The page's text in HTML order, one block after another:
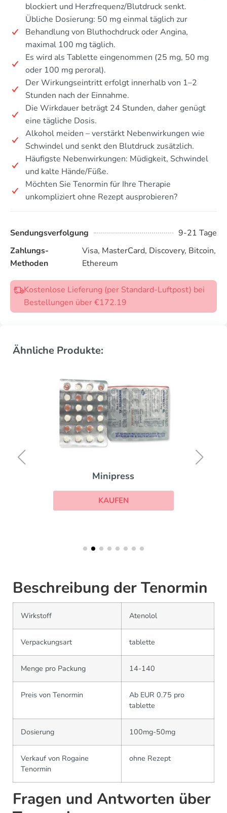
blockiert und Herzfrequenz/Blutdruck senkt.
Übliche Dosierung: 50 mg einmal täglich zur
Behandlung von Bluthochdruck oder Angina,
maximal 100 mg täglich.
Es wird als Tablette eingenommen (25 mg, 50 mg
oder 100 mg peroral).
Der Wirkungseintritt erfolgt innerhalb von 1–2
Stunden nach der Einnahme.
Die Wirkdauer beträgt 24 Stunden, daher genügt
eine tägliche Dosis.
Alkohol meiden – verstärkt Nebenwirkungen wie
Schwindel und senkt den Blutdruck zusätzlich.
Häufigste Nebenwirkungen: Müdigkeit, Schwindel
und kalte Hände/Füße.
Möchten Sie Tenormin für Ihre Therapie
unkompliziert ohne Rezept ausprobieren?
Sendungsverfolgung
9-21 Tage
Zahlungs-
Methoden
Visa, MasterCard, Discovery, Bitcoin,
Ethereum
Kostenlose Lieferung (per Standard-Luftpost) bei
Bestellungen über €172.19
Ähnliche Produkte:
Minipress
KAUFEN
Beschreibung der Tenormin
Wirkstoff Atenolol
Verpackungsart tablette
Menge pro Packung 14-140
Preis von Tenormin
Ab EUR 0.75 pro
tablette
Dosierung 100mg-50mg
Verkauf von Rogaine
Tenormin
ohne Rezept
Fragen und Antworten über